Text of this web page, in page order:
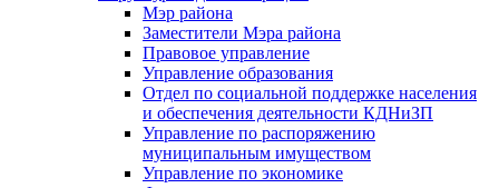
Мэр района
Заместители Мэра района
Правовое управление
Управление образования
Отдел по социальной поддержке населения
и обеспечения деятельности КДНиЗП
Управление по распоряжению
муниципальным имуществом
Управление по экономике